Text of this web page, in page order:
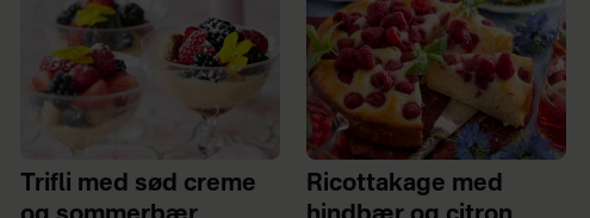
Trifli med sød creme
Ricottakage med